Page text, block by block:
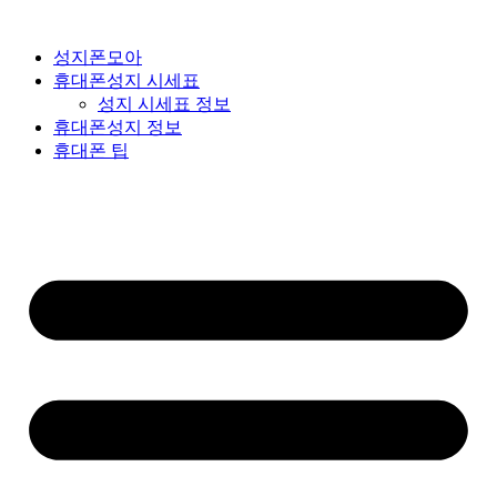
성지폰모아
휴대폰성지 시세표
성지 시세표 정보
휴대폰성지 정보
휴대폰 팁